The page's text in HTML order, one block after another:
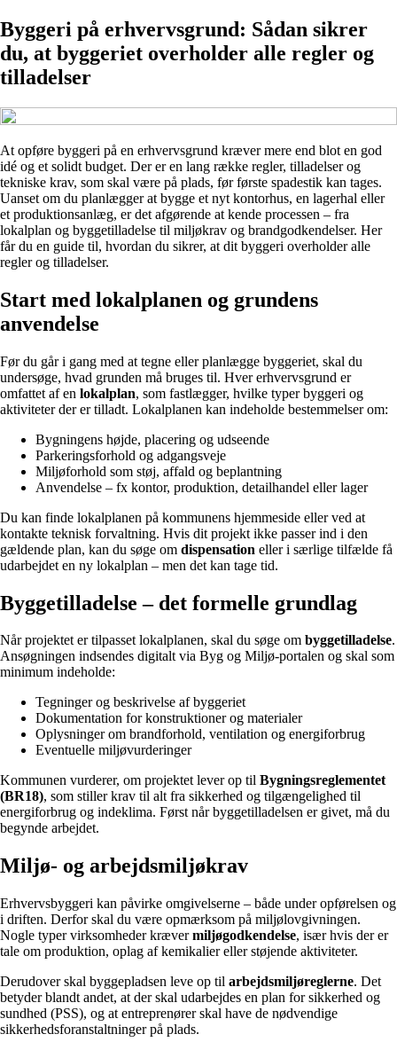
Byggeri på erhvervsgrund: Sådan sikrer
du, at byggeriet overholder alle regler og
tilladelser
At opføre byggeri på en erhvervsgrund kræver mere end blot en god
idé og et solidt budget. Der er en lang række regler, tilladelser og
tekniske krav, som skal være på plads, før første spadestik kan tages.
Uanset om du planlægger at bygge et nyt kontorhus, en lagerhal eller
et produktionsanlæg, er det afgørende at kende processen – fra
lokalplan og byggetilladelse til miljøkrav og brandgodkendelser. Her
får du en guide til, hvordan du sikrer, at dit byggeri overholder alle
regler og tilladelser.
Start med lokalplanen og grundens
anvendelse
Før du går i gang med at tegne eller planlægge byggeriet, skal du
undersøge, hvad grunden må bruges til. Hver erhvervsgrund er
omfattet af en lokalplan, som fastlægger, hvilke typer byggeri og
aktiviteter der er tilladt. Lokalplanen kan indeholde bestemmelser om:
Bygningens højde, placering og udseende
Parkeringsforhold og adgangsveje
Miljøforhold som støj, affald og beplantning
Anvendelse – fx kontor, produktion, detailhandel eller lager
Du kan finde lokalplanen på kommunens hjemmeside eller ved at
kontakte teknisk forvaltning. Hvis dit projekt ikke passer ind i den
gældende plan, kan du søge om dispensation eller i særlige tilfælde få
udarbejdet en ny lokalplan – men det kan tage tid.
Byggetilladelse – det formelle grundlag
Når projektet er tilpasset lokalplanen, skal du søge om byggetilladelse.
Ansøgningen indsendes digitalt via Byg og Miljø-portalen og skal som
minimum indeholde:
Tegninger og beskrivelse af byggeriet
Dokumentation for konstruktioner og materialer
Oplysninger om brandforhold, ventilation og energiforbrug
Eventuelle miljøvurderinger
Kommunen vurderer, om projektet lever op til Bygningsreglementet
(BR18), som stiller krav til alt fra sikkerhed og tilgængelighed til
energiforbrug og indeklima. Først når byggetilladelsen er givet, må du
begynde arbejdet.
Miljø- og arbejdsmiljøkrav
Erhvervsbyggeri kan påvirke omgivelserne – både under opførelsen og
i driften. Derfor skal du være opmærksom på miljølovgivningen.
Nogle typer virksomheder krævermiljøgodkendelse, især hvis der er
tale om produktion, oplag af kemikalier eller støjende aktiviteter.
Derudover skal byggepladsen leve op til arbejdsmiljøreglerne. Det
betyder blandt andet, at der skal udarbejdes en plan for sikkerhed og
sundhed (PSS), og at entreprenører skal have de nødvendige
sikkerhedsforanstaltninger på plads.